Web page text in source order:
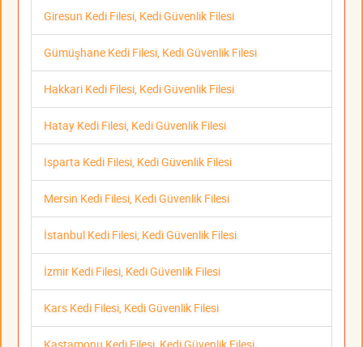
Giresun Kedi Filesi, Kedi Güvenlik Filesi
Gümüşhane Kedi Filesi, Kedi Güvenlik Filesi
Hakkari Kedi Filesi, Kedi Güvenlik Filesi
Hatay Kedi Filesi, Kedi Güvenlik Filesi
Isparta Kedi Filesi, Kedi Güvenlik Filesi
Mersin Kedi Filesi, Kedi Güvenlik Filesi
İstanbul Kedi Filesi, Kedi Güvenlik Filesi
İzmir Kedi Filesi, Kedi Güvenlik Filesi
Kars Kedi Filesi, Kedi Güvenlik Filesi